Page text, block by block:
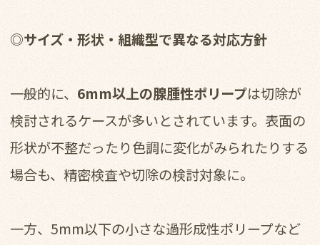
◎サイズ・形状・組織型で異なる対応方針
一般的に、 6mm以上の腺腫性ポリープは切除が
検討されるケースが多いとされています。表面の
形状が不整だったり色調に変化がみられたりする
場合も、精密検査や切除の検討対象に。
一方、5mm以下の小さな過形成性ポリープなど